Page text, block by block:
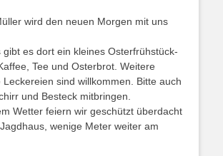
wird den neuen Morgen mit uns
gibt es dort ein kleines Osterfrühstück-
Tee und Osterbrot. Weitere
Leckereien sind willkommen. Bitte auch
und Besteck mitbringen.
Wetter feiern wir geschützt überdacht
wenige Meter weiter am